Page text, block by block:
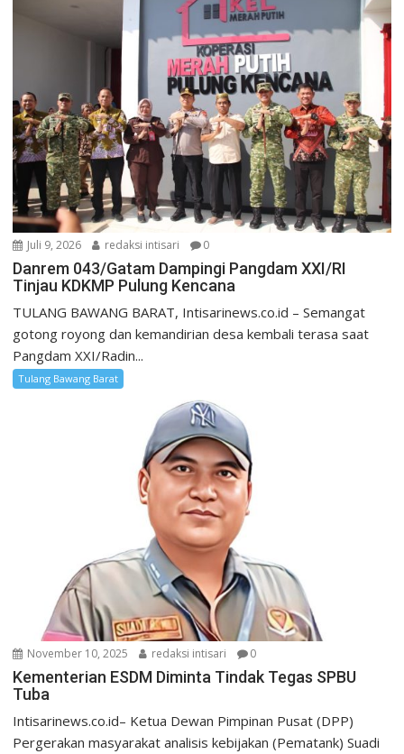
Juli 9, 2026 redaksi intisari 0
Danrem 043/Gatam Dampingi Pangdam XXI/RI
Tinjau KDKMP Pulung Kencana
TULANG BAWANG BARAT, Intisarinews.co.id – Semangat
gotong royong dan kemandirian desa kembali terasa saat
Pangdam XXI/Radin...
Tulang Bawang Barat
November 10, 2025 redaksi intisari 0
Kementerian ESDM Diminta Tindak Tegas SPBU
Tuba
Intisarinews.co.id– Ketua Dewan Pimpinan Pusat (DPP)
Pergerakan masyarakat analisis kebijakan (Pematank) Suadi